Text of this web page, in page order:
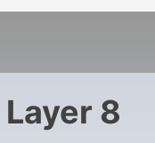
Layer 8